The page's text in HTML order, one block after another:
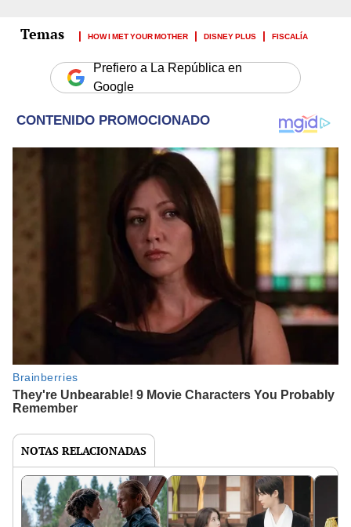
HOW I MET YOUR MOTHER DISNEY PLUS FISCALÍA
Prefiero a La República en
Google
NOTAS RELACIONADAS